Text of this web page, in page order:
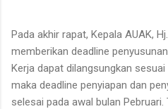
Pada akhir rapat, Kepala AUAK,
memberikan deadline
Kerja dapat dilangsungkan
maka deadline penyiapan dan
selesai pada awal bulan